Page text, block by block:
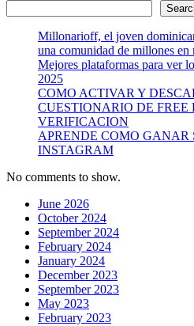
Millonarioff, el joven
una comunidad de millones en
Mejores plataformas para ver
2025
COMO ACTIVAR Y
CUESTIONARIO DE FREE
VERIFICACION
APRENDE COMO GANAR
INSTAGRAM
No comments to show.
June 2026
October 2024
September 2024
February 2024
January 2024
December 2023
September 2023
May 2023
February 2023